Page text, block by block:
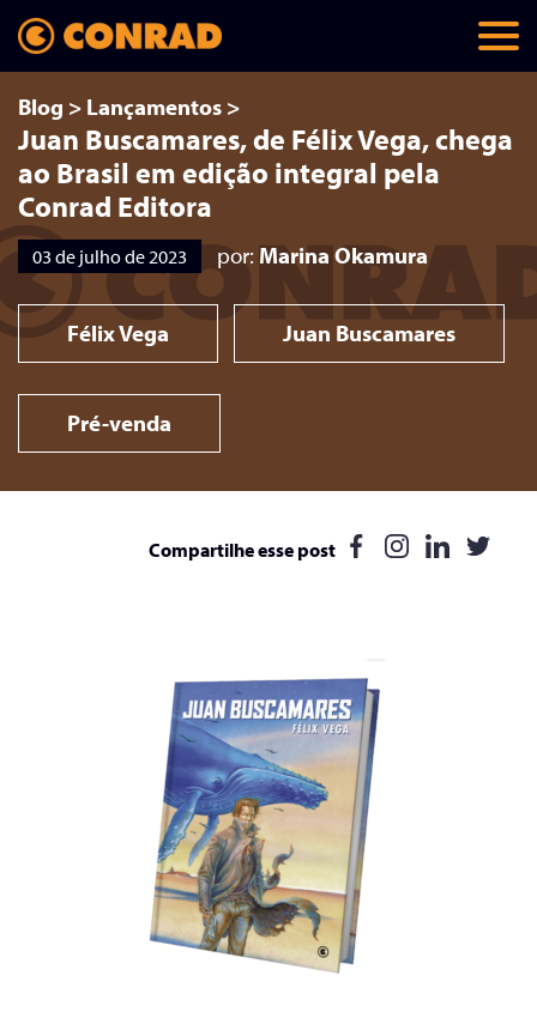
Blog > Lançamentos >
Juan Buscamares, de Félix Vega, chega
ao Brasil em edição integral pela
Conrad Editora
03 de julho de 2023 por: Marina Okamura
Félix Vega Juan Buscamares
Pré-venda
Compartilhe esse post